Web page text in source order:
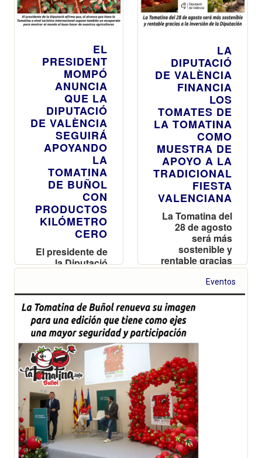
EL
PRESIDENT
MOMPÓ
ANUNCIA
QUE LA
DIPUTACIÓ
DE VALÈNCIA
SEGUIRÁ
APOYANDO
LA
TOMATINA
DE BUÑOL
CON
PRODUCTOS
KILÓMETRO
CERO
El presidente de
la Diputació
tiene la
Tomatina a nivel
turístico
internacional
supone también
un escaparate
para mostrar al
mundo el buen
hacer de
nuestros
agricultores
LA
DIPUTACIÓ
DE VALÈNCIA
FINANCIA
LOS
TOMATES DE
LA TOMATINA
COMO
MUESTRA DE
APOYO A LA
TRADICIONAL
FIESTA
VALENCIANA
La Tomatina del
28 de agosto
será más
sostenible y
rentable gracias
a la inversión de
la Diputación
Eventos